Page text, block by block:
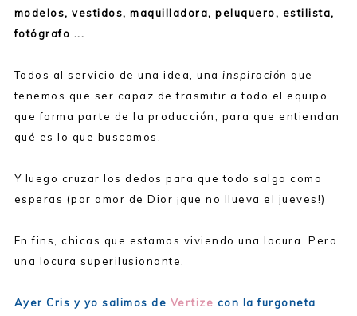
modelos, vestidos, maquilladora, peluquero, estilista,
fotógrafo ...
Todos al servicio de una idea, unainspiración que
tenemos que ser capaz de trasmitir a todo el equipo
que forma parte de la producción, para que entiendan
qué es lo que buscamos.
Y luego cruzar los dedos para que todo salga como
esperas (por amor de Dior ¡que no llueva el jueves!)
En fins, chicas que estamos viviendo una locura. Pero
una locura superilusionante.
Ayer Cris y yo salimos de Vertize con la furgoneta